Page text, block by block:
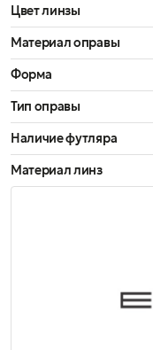
Цвет линзы
Материал оправы
Форма
Тип оправы
Наличие футляра
Материал линз